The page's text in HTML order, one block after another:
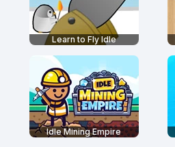
Learn to Fly Idle
Idle Mining Empire